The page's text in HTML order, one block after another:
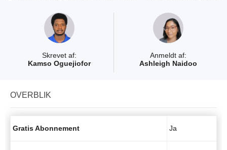
Anmeldt af:
Ashleigh Naidoo
Skrevet af:
Kamso Oguejiofor
OVERBLIK
Gratis Abonnement Ja